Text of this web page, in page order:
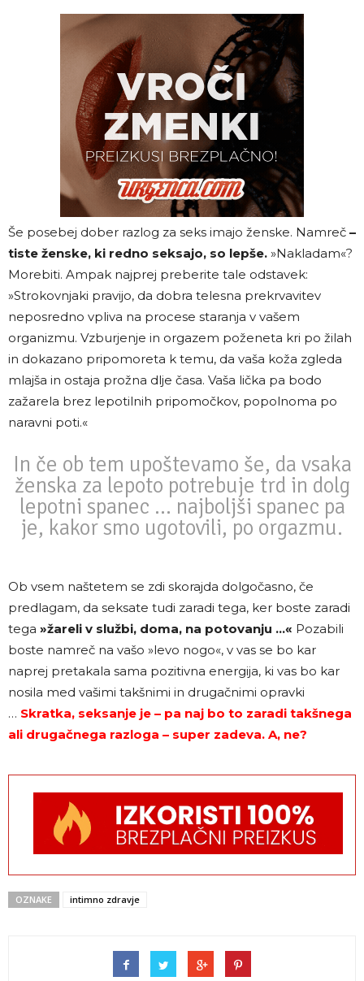
Še posebej dober razlog za seks imajo ženske. Namreč –
tiste ženske, ki redno seksajo, so lepše. »Nakladam«?
Morebiti. Ampak najprej preberite tale odstavek:
»Strokovnjaki pravijo, da dobra telesna prekrvavitev
neposredno vpliva na procese staranja v vašem
organizmu. Vzburjenje in orgazem poženeta kri po žilah
in dokazano pripomoreta k temu, da vaša koža zgleda
mlajša in ostaja prožna dlje časa. Vaša lička pa bodo
zažarela brez lepotilnih pripomočkov, popolnoma po
naravni poti.«
In če ob tem upoštevamo še, da vsaka
ženska za lepoto potrebuje trd in dolg
lepotni spanec … najboljši spanec pa
je, kakor smo ugotovili, po orgazmu.
Ob vsem naštetem se zdi skorajda dolgočasno, če
predlagam, da seksate tudi zaradi tega, ker boste zaradi
tega »žareli v službi, doma, na potovanju …« Pozabili
boste namreč na vašo »levo nogo«, v vas se bo kar
naprej pretakala sama pozitivna energija, ki vas bo kar
nosila med vašimi takšnimi in drugačnimi opravki
… Skratka, seksanje je – pa naj bo to zaradi takšnega
ali drugačnega razloga – super zadeva. A, ne?
OZNAKE intimno zdravje